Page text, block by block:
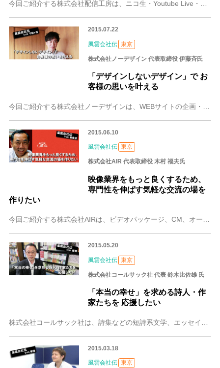
今回ご紹介する株式会社配信工房は、ニコ生・Youtube Live・Ustream等の配信・撮影に特化したスタジオの貸出、配信番組の企画制作・配信スタッフの派遣
2015.07.22
風雲会社伝 東京
株式会社ノーデザイン 代表取締役 伊藤斉氏
「デザインしないデザイン」で お
客様の思いを叶える
2015.06.10
風雲会社伝 東京
株式会社AIR 代表取締役 木村 福夫氏
映像業界をもっと良くするため、
専門性を伸ばす気軽な交流の場を
作りたい
今回ご紹介する株式会社AIRは、ビデオパッケージ、CM、オーディオブックなどを制作する会社です。代表取締役の木村福夫氏は、テレビのニュース番組がフィルムの時代に
2015.05.20
風雲会社伝 東京
株式会社コールサック社 代表 鈴木比佐雄 氏
「本当の幸せ」を求める詩人・作
家たちを 応援したい
2015.03.18
風雲会社伝 東京